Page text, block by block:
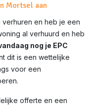
Mortsel aan
en heb je een
al verhuurd en heb
nog je EPC
dit is een wettelijke
voor een
offerte en een